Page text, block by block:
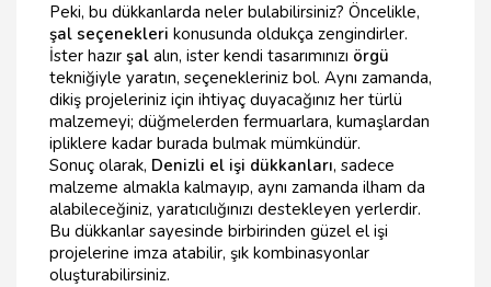
Peki, bu dükkanlarda neler bulabilirsiniz? Öncelikle,
şal seçenekleri konusunda oldukça zengindirler.
İster hazır şal alın, ister kendi tasarımınızı örgü
tekniğiyle yaratın, seçenekleriniz bol. Aynı zamanda,
dikiş projeleriniz için ihtiyaç duyacağınız her türlü
malzemeyi; düğmelerden fermuarlara, kumaşlardan
ipliklere kadar burada bulmak mümkündür.
Sonuç olarak, Denizli el işi dükkanları, sadece
malzeme almakla kalmayıp, aynı zamanda ilham da
alabileceğiniz, yaratıcılığınızı destekleyen yerlerdir.
Bu dükkanlar sayesinde birbirinden güzel el işi
projelerine imza atabilir, şık kombinasyonlar
oluşturabilirsiniz.